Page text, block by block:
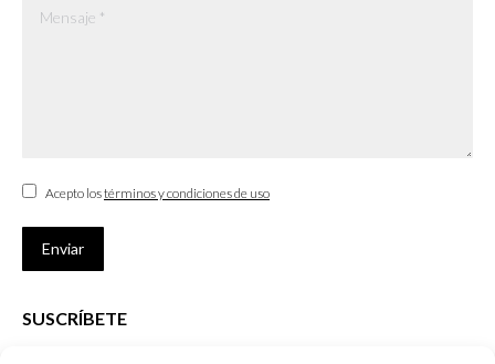
Mensaje *
Acepto lostérminos y condiciones de uso
Enviar
SUSCRÍBETE